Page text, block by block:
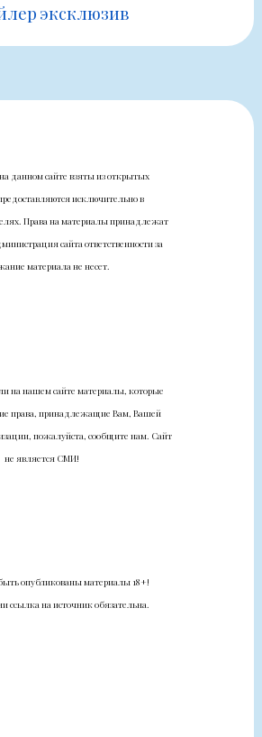
эксклюзив
данном сайте взяты из открытых
исключительно в
Права на материалы принадлежат
сайта ответственности за
материала не несет.
на нашем сайте материалы, которые
права, принадлежащие Вам, Вашей
пожалуйста, сообщите нам. Сайт
не является СМИ!
опубликованы материалы 18+!
ссылка на источник обязательна.